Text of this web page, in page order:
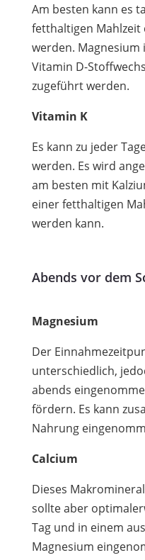
Am besten kann es
fetthaltigen Mahlzeit
werden.
Vitamin D-
zugeführt werden.
Vitamin K
Es kann zu jeder
werden. Es wird
am besten mit
einer fetthaltigen
werden kann.
Abends vor dem
Magnesium
Der
unterschiedlich,
abends
fördern. Es kann
Nahrung
Calcium
Dieses
sollte aber
Tag und in einem
Magnesium